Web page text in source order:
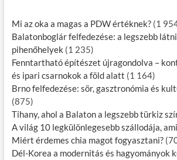
Mi az oka a magas a PDW értéknek? (1
Balatonboglár felfedezése: a legszebb
pihenőhelyek (1 235)
Fenntartható építészet újragondolva –
és ipari csarnokok a föld alatt (1 164)
Brno felfedezése: sör, gasztronómia és
(875)
Tihany, ahol a Balaton a legszebb türkiz
A világ 10 legkülönlegesebb szállodája,
Miért érdemes chia magot fogyasztani?
Dél-Korea a modernitás és hagyományok